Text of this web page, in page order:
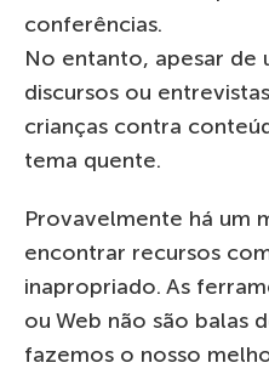
conferências.
No entanto, apesar de
discursos ou
crianças contra
tema quente.
Provavelmente há um
encontrar recursos
inapropriado. As
ou Web não são balas
fazemos o nosso